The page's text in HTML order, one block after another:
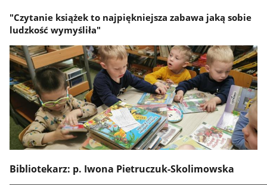
"Czytanie książek to najpiękniejsza zabawa jaką sobie
ludzkość wymyśliła"
Bibliotekarz: p. Iwona Pietruczuk-Skolimowska